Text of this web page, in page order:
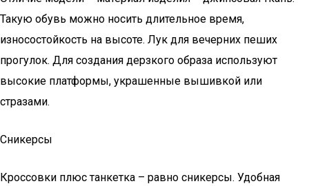
Такую обувь можно носить длительное время,
износостойкость на высоте. Лук для вечерних пеших
прогулок. Для создания дерзкого образа используют
высокие платформы, украшенные вышивкой или
стразами.
Сникерсы
Кроссовки плюс танкетка – равно сникерсы. Удобная